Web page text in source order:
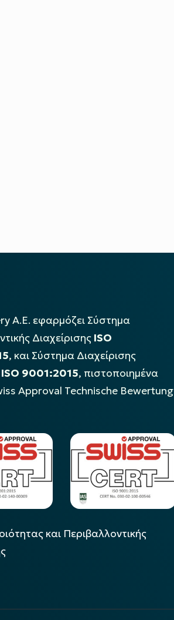
Α.Ε. εφαρμόζει Σύστημα
Διαχείρισης ISO
, και Σύστημα Διαχείρισης
ISO 9001:2015, πιστοποιημένα
Approval Technische Bewertung
και Περιβαλλοντικής